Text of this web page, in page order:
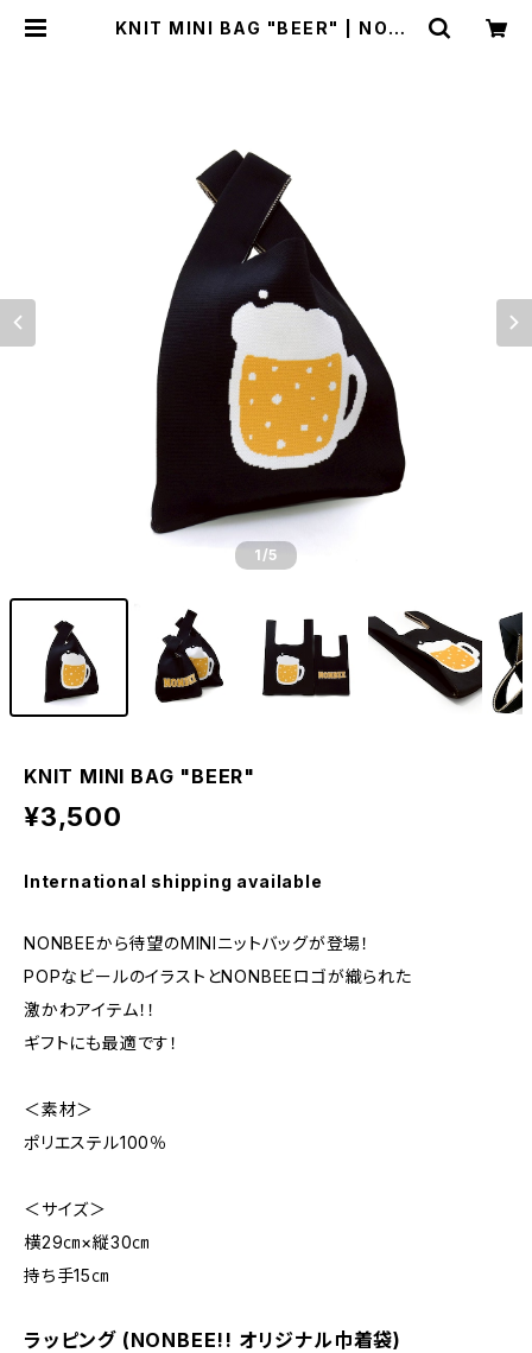
KNIT MINI BAG "BEER" | NONB
1/5
KNIT MINI BAG "BEER"
¥3,500
International shipping available
NONBEEから待望のMINIニットバッグが登場！
POPなビールのイラストとNONBEEロゴが織られた
激かわアイテム！！
ギフトにも最適です！
＜素材＞
ポリエステル100％
＜サイズ＞
横29㎝×縦30㎝
持ち手15㎝
ラッピング (NONBEE!! オリジナル巾着袋)